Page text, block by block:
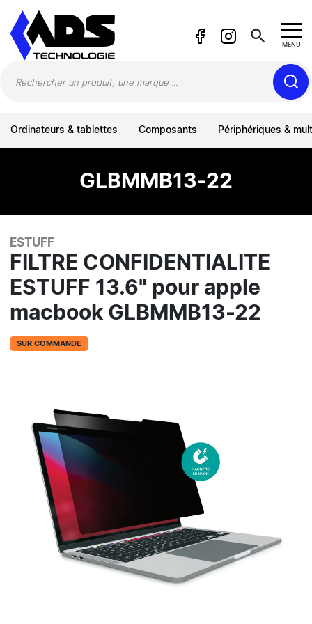
search MENU
Ordinateurs & tablettes Composants Périphériques &
GLBMMB13-22
ESTUFF
FILTRE CONFIDENTIALITE
ESTUFF 13.6" pour apple
macbook GLBMMB13-22
SUR COMMANDE